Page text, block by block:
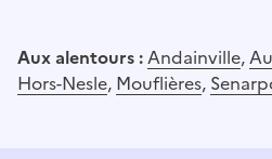
Aux alentours :Andainville,
Hors-Nesle, Mouflières,